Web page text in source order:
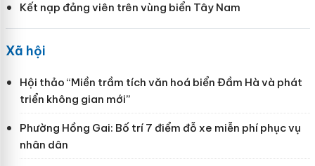
Kết nạp đảng viên trên vùng biển Tây Nam
Xã hội
Hội thảo “Miền trầm tích văn hoá biển Đầm Hà và phát
triển không gian mới”
Phường Hồng Gai: Bố trí 7 điểm đỗ xe miễn phí phục vụ
nhân dân